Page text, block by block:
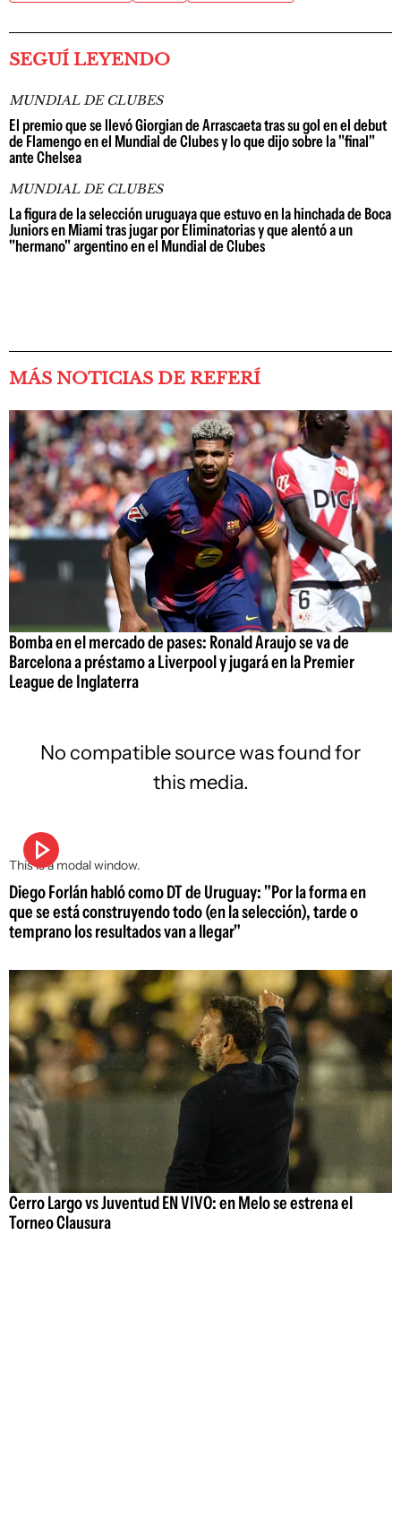
SEGUÍ LEYENDO
MUNDIAL DE CLUBES
El premio que se llevó Giorgian de Arrascaeta tras su gol en el debut
de Flamengo en el Mundial de Clubes y lo que dijo sobre la "final"
ante Chelsea
MUNDIAL DE CLUBES
La figura de la selección uruguaya que estuvo en la hinchada de Boca
Juniors en Miami tras jugar por Eliminatorias y que alentó a un
"hermano" argentino en el Mundial de Clubes
MÁS NOTICIAS DE REFERÍ
Bomba en el mercado de pases: Ronald Araujo se va de
Barcelona a préstamo a Liverpool y jugará en la Premier
League de Inglaterra
This is a modal window.
No compatible source was found for
this media.
Diego Forlán habló como DT de Uruguay: "Por la forma en
que se está construyendo todo (en la selección), tarde o
temprano los resultados van a llegar"
Cerro Largo vs Juventud EN VIVO: en Melo se estrena el
Torneo Clausura